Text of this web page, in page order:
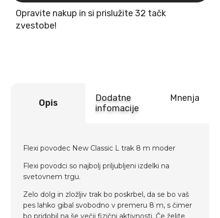
trak
Opravite nakup in si prislužite 32 tačk
zvestobe!
Opis
Dodatne
infomacije
Mnenja
Flexi povodec New Classic L trak 8 m moder
Flexi povodci so najbolj priljubljeni izdelki na
svetovnem trgu.
Zelo dolg in zložljiv trak bo poskrbel, da se bo vaš
pes lahko gibal svobodno v premeru 8 m, s čimer
bo pridobil na še večji fizični aktivnosti. Če želite